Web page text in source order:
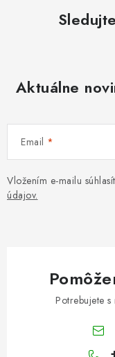
Aktuálne
Email
Vložením e-mailu
údajov.
Potrebujete